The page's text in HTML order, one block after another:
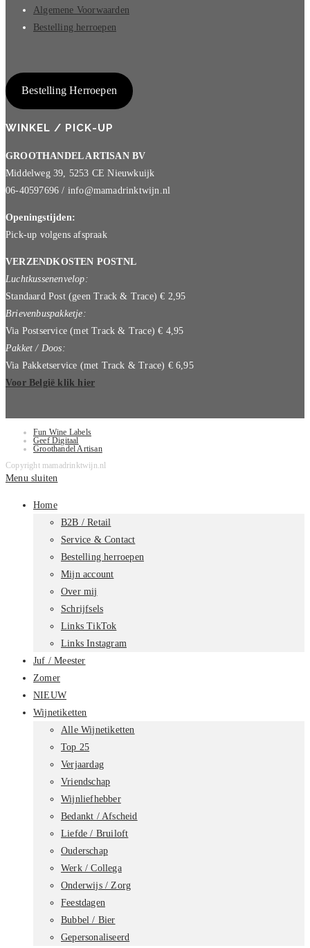
Algemene Voorwaarden
Bestelling herroepen
Bestelling Herroepen
WINKEL / PICK-UP
GROOTHANDEL ARTISAN BV
Middelweg 39, 5253 CE Nieuwkuijk
06-40597696 / info@mamadrinktwijn.nl
Openingstijden:
Pick-up volgens afspraak
VERZENDKOSTEN POSTNL
Luchtkussenenvelop:
Standaard Post (geen Track & Trace) € 2,95
Brievenbuspakketje:
Via Postservice (met Track & Trace) € 4,95
Pakket / Doos:
Via Pakketservice (met Track & Trace) € 6,95
Voor België klik hier
Fun Wine Labels
Geef Digitaal
Groothandel Artisan
Copyright mamadrinktwijn.nl
Menu sluiten
Home
B2B / Retail
Service & Contact
Bestelling herroepen
Mijn account
Over mij
Schrijfsels
Links TikTok
Links Instagram
Juf / Meester
Zomer
NIEUW
Wijnetiketten
Alle Wijnetiketten
Top 25
Verjaardag
Vriendschap
Wijnliefhebber
Bedankt / Afscheid
Liefde / Bruiloft
Ouderschap
Werk / Collega
Onderwijs / Zorg
Feestdagen
Bubbel / Bier
Gepersonaliseerd